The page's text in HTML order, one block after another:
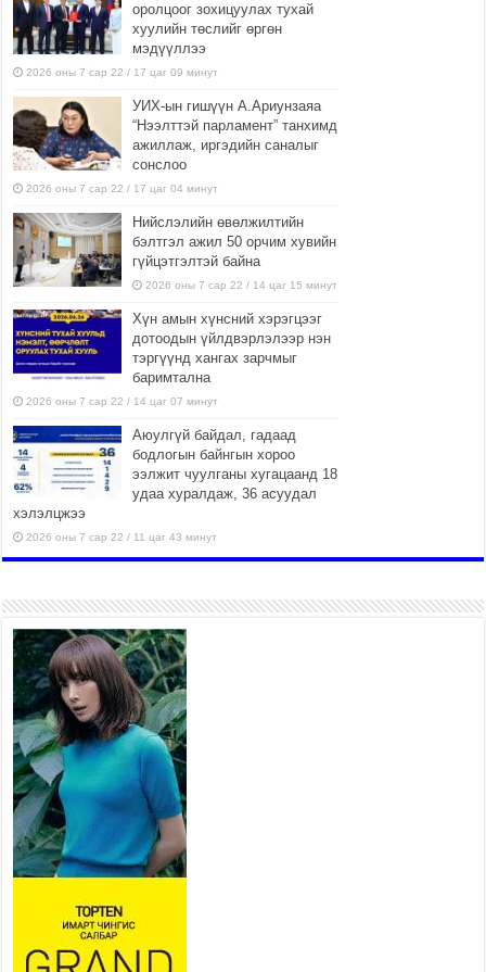
оролцоог зохицуулах тухай
хуулийн төслийг өргөн
мэдүүллээ
2026 оны 7 сар 22 / 17 цаг 09 минут
УИХ-ын гишүүн А.Ариунзаяа
“Нээлттэй парламент” танхимд
ажиллаж, иргэдийн саналыг
сонслоо
2026 оны 7 сар 22 / 17 цаг 04 минут
Нийслэлийн өвөлжилтийн
бэлтгэл ажил 50 орчим хувийн
гүйцэтгэлтэй байна
2026 оны 7 сар 22 / 14 цаг 15 минут
Хүн амын хүнсний хэрэгцээг
дотоодын үйлдвэрлэлээр нэн
тэргүүнд хангах зарчмыг
баримтална
2026 оны 7 сар 22 / 14 цаг 07 минут
Аюулгүй байдал, гадаад
бодлогын байнгын хороо
ээлжит чуулганы хугацаанд 18
удаа хуралдаж, 36 асуудал
хэлэлцжээ
2026 оны 7 сар 22 / 11 цаг 43 минут
боломжтой-Хүүхэд хөгжүүлэх
төв” байгуулах төсөлд төр,
хувийн хэвшлийн түншлэлийн хүрээнд хамтран
ажиллахыг урьж байна
2026 оны 7 сар 22 / 9 цаг 28 минут
Б.Пүрэвдагва: “Урт цагаан”-ыг
залуучууд чөлөөт цагаа
өнгөрүүлдэг, жуулчид зорьж
ирдэг цэг болгоно
2026 оны 7 сар 21 / 16 цаг 47 минут
Тусгай замын автобус /BRT/ төслийн удирдах
хорооны ээлжит хуралдаан боллоо
Ерөнхий сайд Н.Учрал БНХАУ-аас Монгол Улсад
суугаа Элчин сайд Шэнь Миньжюанийг хүлээн
авч уулзав